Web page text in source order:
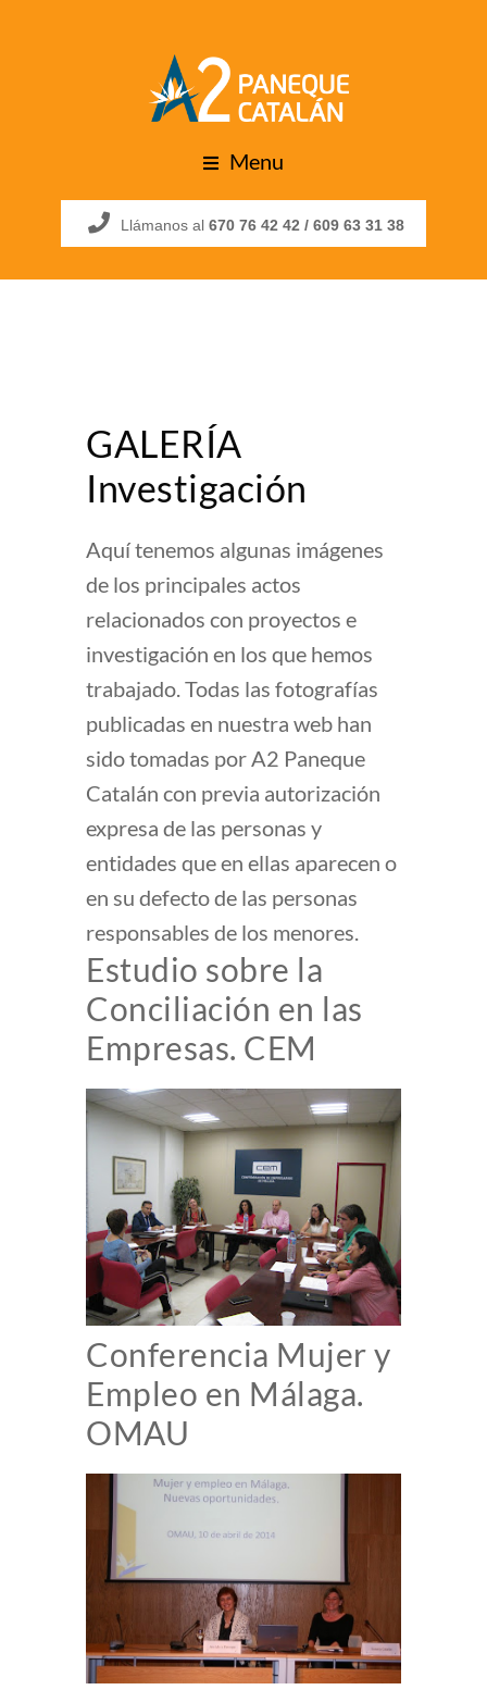
Menu
Llámanos al 670 76 42 42 / 609 63 31 38
GALERÍA
Investigación
Aquí tenemos algunas imágenes
de los principales actos
relacionados con proyectos e
investigación en los que hemos
trabajado. Todas las fotografías
publicadas en nuestra web han
sido tomadas por A2 Paneque
Catalán con previa autorización
expresa de las personas y
entidades que en ellas aparecen o
en su defecto de las personas
responsables de los menores.
Estudio sobre la
Conciliación en las
Empresas. CEM
Conferencia Mujer y
Empleo en Málaga.
OMAU